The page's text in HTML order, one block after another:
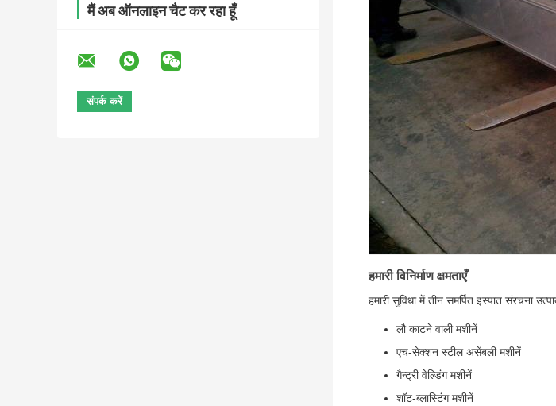
मैं अब ऑनलाइन चैट कर रहा हूँ
हमारी विनिर्माण क्षमताएँ
हमारी सुविधा में तीन समर्पित इस्पात संरचना
लौ काटने वाली मशीनें
एच-सेक्शन स्टील असेंबली मशीनें
गैन्ट्री वेल्डिंग मशीनें
शॉट-ब्लास्टिंग मशीनें